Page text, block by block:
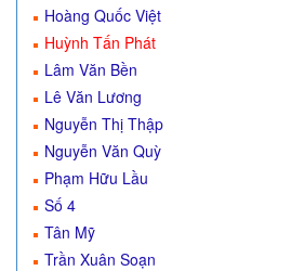
Hoàng Quốc Việt
Huỳnh Tấn Phát
Lâm Văn Bền
Lê Văn Lương
Nguyễn Thị Thập
Nguyễn Văn Quỳ
Phạm Hữu Lầu
Số 4
Tân Mỹ
Trần Xuân Soạn